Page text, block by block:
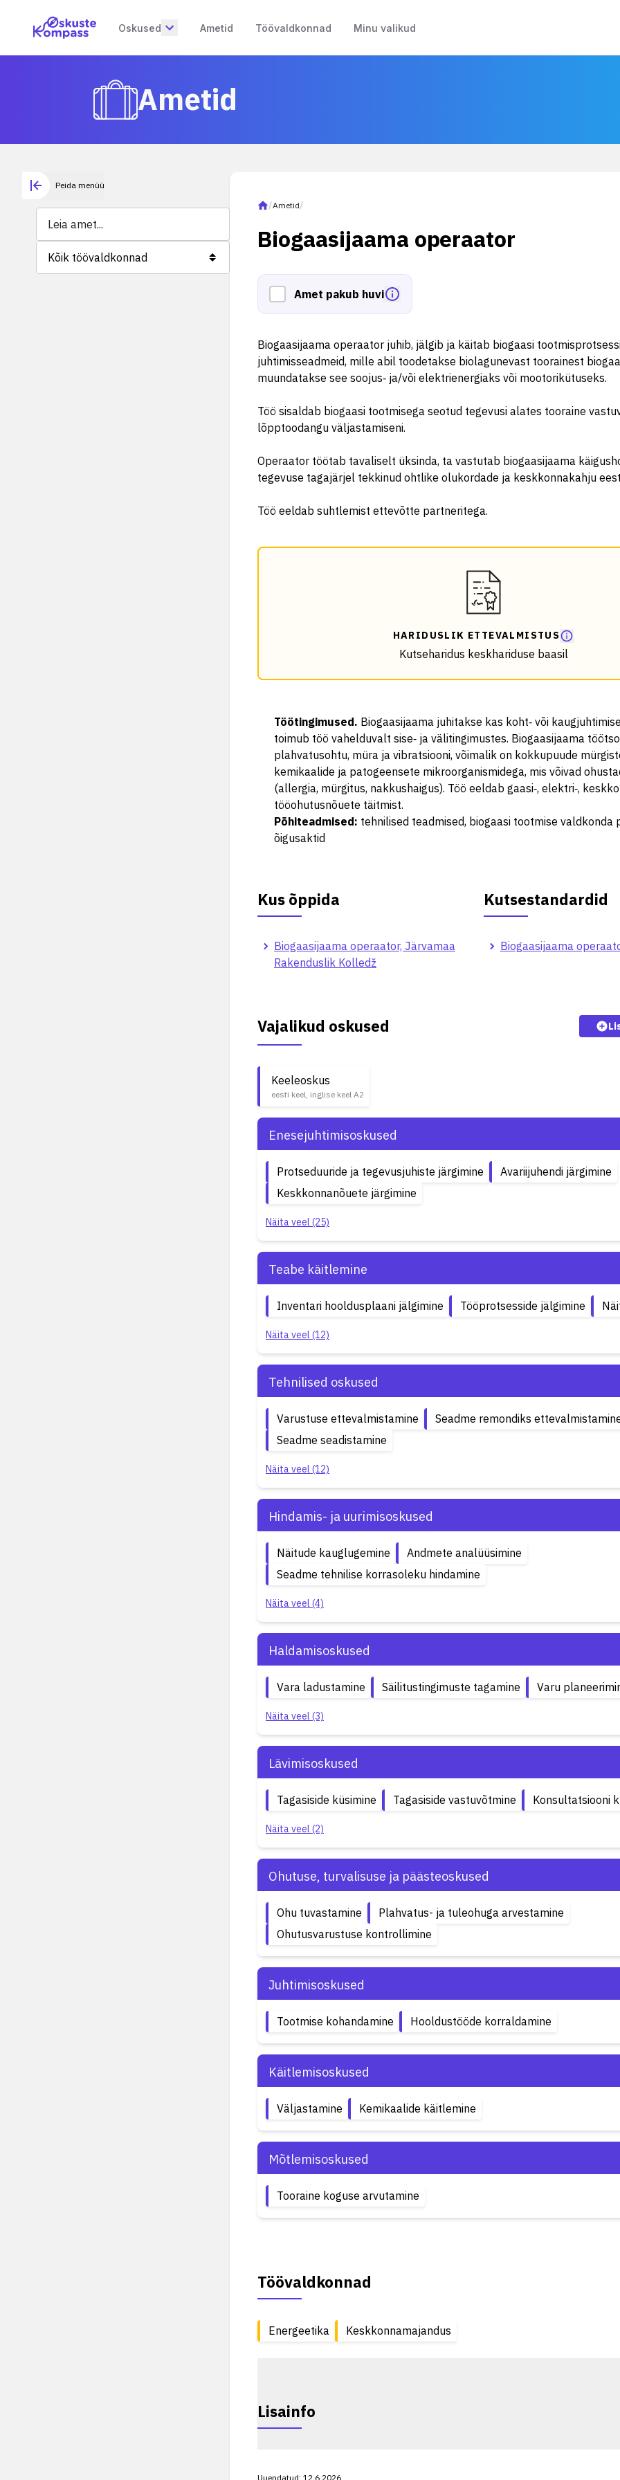
Oskused Ametid Töövaldkonnad Minu valikud
Ametid
Peida menüü
Kõik töövaldkonnad
/Ametid/
Biogaasijaama operaator
Amet pakub huvi
Biogaasijaama operaator juhib, jälgib ja käitab biogaasi
juhtimisseadmeid, mille abil toodetakse biolagunevast toorainest
muundatakse see soojus‑ ja/või elektrienergiaks või mootorikütuseks.
Töö sisaldab biogaasi tootmisega seotud tegevusi alates tooraine
lõpptoodangu väljastamiseni.
Operaator töötab tavaliselt üksinda, ta vastutab biogaasijaama
tegevuse tagajärjel tekkinud ohtlike olukordade ja keskkonnakahju
Töö eeldab suhtlemist ettevõtte partneritega.
HARIDUSLIK ETTEVALMISTUS
Kutseharidus keskhariduse baasil
Töötingimused. Biogaasijaama juhitakse kas koht‑ või
toimub töö vahelduvalt sise‑ ja välitingimustes. Biogaasijaama
plahvatusohtu, müra ja vibratsiooni, võimalik on kokkupuude
kemikaalide ja patogeensete mikroorganismidega, mis võivad
(allergia, mürgitus, nakkushaigus). Töö eeldab gaasi‑, elektri‑,
tööohutusnõuete täitmist.
Põhiteadmised: tehnilised teadmised, biogaasi tootmise valdkonda
õigusaktid
Kus õppida
Biogaasijaama operaator, Järvamaa
Rakenduslik Kolledž
Kutsestandardid
Biogaasijaama
Vajalikud oskused
Keeleoskus
eesti keel, inglise keel A2
Enesejuhtimisoskused
Protseduuride ja tegevusjuhiste järgimine
Avariijuhendi järgimine
Keskkonnanõuete järgimine
Näita veel (25)
Teabe käitlemine
Inventari hooldusplaani jälgimine Tööprotsesside jälgimine
Näita veel (12)
Tehnilised oskused
Varustuse ettevalmistamine
Seadme remondiks
Seadme seadistamine
Näita veel (12)
Hindamis- ja uurimisoskused
Näitude kauglugemine
Andmete analüüsimine
Seadme tehnilise korrasoleku hindamine
Näita veel (4)
Haldamisoskused
Vara ladustamine Säilitustingimuste tagamine Varu
Näita veel (3)
Lävimisoskused
Tagasiside küsimine Tagasiside vastuvõtmine Konsultatsiooni
Näita veel (2)
Ohutuse, turvalisuse ja päästeoskused
Ohu tuvastamine
Plahvatus- ja tuleohuga arvestamine
Ohutusvarustuse kontrollimine
Juhtimisoskused
Tootmise kohandamine Hooldustööde korraldamine
Käitlemisoskused
Väljastamine Kemikaalide käitlemine
Mõtlemisoskused
Tooraine koguse arvutamine
Töövaldkonnad
Energeetika Keskkonnamajandus
Lisainfo
Uuendatud: 12.6.2026